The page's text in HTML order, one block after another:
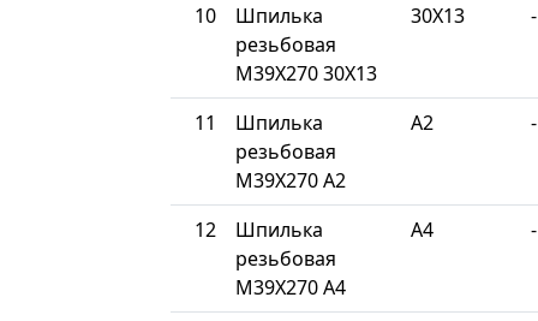
10
Шпилька
резьбовая
М39Х270 30Х13
30Х13 -
11
Шпилька
резьбовая
М39Х270 A2
A2 -
12
Шпилька
резьбовая
М39Х270 A4
A4 -